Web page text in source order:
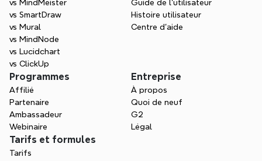
vs MindMeister
vs SmartDraw
vs Mural
vs MindNode
vs Lucidchart
vs ClickUp
Guide de l’utilisateur
Histoire utilisateur
Centre d'aide
Programmes
Affilié
Partenaire
Ambassadeur
Webinaire
Entreprise
À propos
Quoi de neuf
G2
Légal
Tarifs et formules
Tarifs